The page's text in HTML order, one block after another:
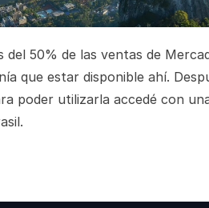
del 50% de las ventas de
que estar disponible ahí.
poder utilizarla accedé con